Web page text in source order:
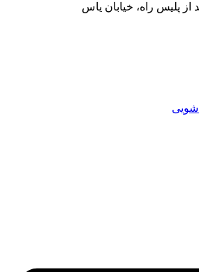
از پلیس راه، خیابان یاس